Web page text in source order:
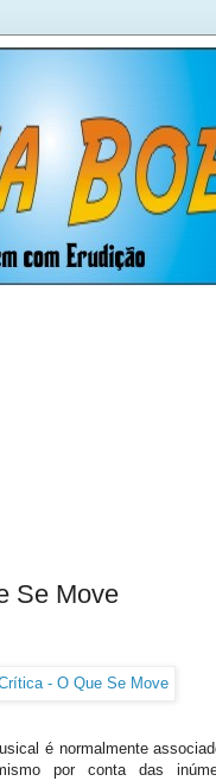
Se Move
é normalmente
por conta das